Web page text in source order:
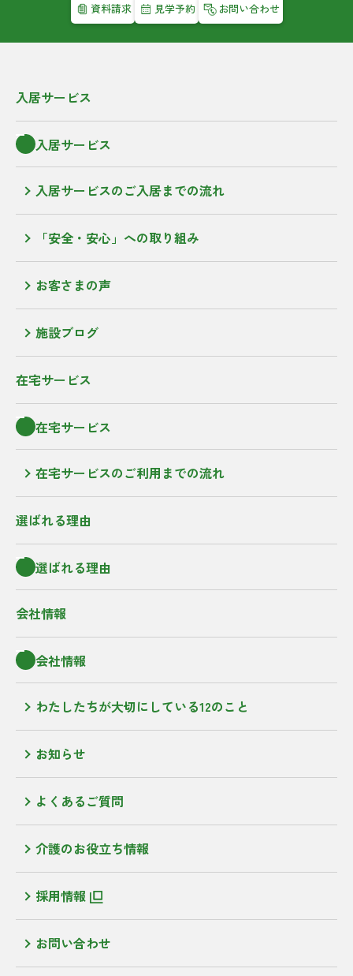
資料請求 見学予約 お問い合わせ
入居サービス
入居サービス
入居サービスのご入居までの流れ
「安全・安心」への取り組み
お客さまの声
施設ブログ
在宅サービス
在宅サービス
在宅サービスのご利用までの流れ
選ばれる理由
選ばれる理由
会社情報
会社情報
わたしたちが大切にしている12のこと
お知らせ
よくあるご質問
介護のお役立ち情報
採用情報
お問い合わせ